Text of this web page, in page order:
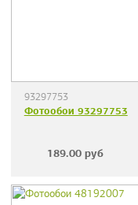
93297753
Фотообои 93297753
189.00 руб